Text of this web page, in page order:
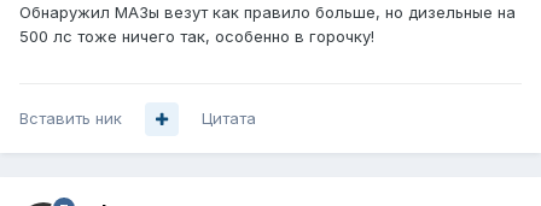
Обнаружил МАЗы везут как правило больше, но дизельные на
500 лс тоже ничего так, особенно в горочку!
Вставить ник Цитата